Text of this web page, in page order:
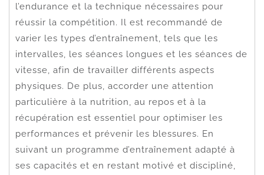
l’endurance et la technique nécessaires pour
réussir la compétition. Il est recommandé de
varier les types d’entraînement, tels que les
intervalles, les séances longues et les séances de
vitesse, afin de travailler différents aspects
physiques. De plus, accorder une attention
particulière à la nutrition, au repos et à la
récupération est essentiel pour optimiser les
performances et prévenir les blessures. En
suivant un programme d’entraînement adapté à
ses capacités et en restant motivé et discipliné,